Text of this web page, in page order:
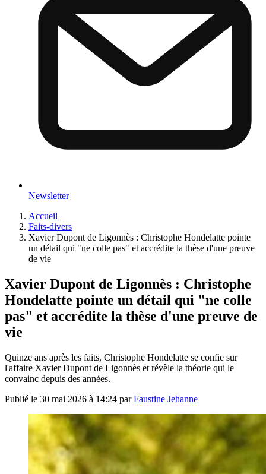
Newsletter
Accueil
Faits-divers
Xavier Dupont de Ligonnès : Christophe Hondelatte pointe
un détail qui "ne colle pas" et accrédite la thèse d'une preuve
de vie
Xavier Dupont de Ligonnès : Christophe
Hondelatte pointe un détail qui "ne colle
pas" et accrédite la thèse d'une preuve de
vie
Quinze ans après les faits, Christophe Hondelatte se confie sur
l'affaire Xavier Dupont de Ligonnès et révèle la théorie qui le
convainc depuis des années.
Publié le 30 mai 2026 à 14:24 parFaustine Jehanne